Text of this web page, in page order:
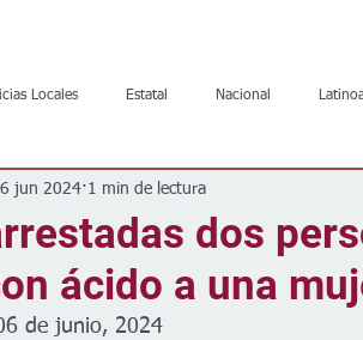
Locales Estatal Nacional
Salud Arte & Cultura
Escuelas Calles Desamparados
dos
ácido a una
6 jun 2024 1 min de lectura
de junio, 2024